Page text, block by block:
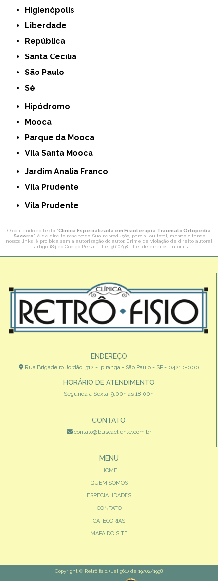
Higienópolis
Liberdade
República
Santa Cecília
São Paulo
Sé
Hipódromo
Mooca
Parque da Mooca
Vila Santa Mooca
Jardim Analia Franco
Vila Prudente
Vila Prudente
O conteúdo do texto "Clínica Especializada em Fisioterapia Traumato Ortopedia
Socorro" é de direito reservado. Sua reprodução, parcial ou total, mesmo citando
nossos links, é proibida sem a autorização do autor. Crime de violação de direito autoral
– artigo 184 do Código Penal – Lei 9610/98 - Lei de direitos autorais.
ENDEREÇO
Rua Brigadeiro Jordão, 312 - Ipiranga - São Paulo - SP - 04210-000
HORÁRIO DE ATENDIMENTO
Segunda à Sexta: 9:00h às 18:00h
CONTATO
contato@buscacliente.com.br
MENU
HOME
QUEM SOMOS
ESPECIALIDADES
CONTATO
CATEGORIAS
MAPA DO SITE
Copyright © Retrô fisio. (Lei 9610 de 19/02/1998)